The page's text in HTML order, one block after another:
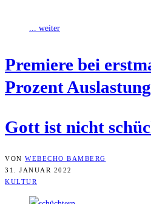
... weiter
Pre­mie­re bei
Pro­zent Auslastung
Gott ist nicht
VON WEBECHO BAMBERG
31. JANUAR 2022
KULTUR